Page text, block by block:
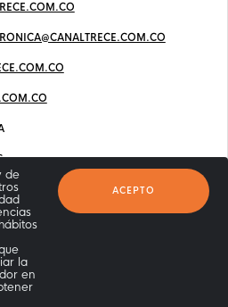
de
la
en
ACEPTO